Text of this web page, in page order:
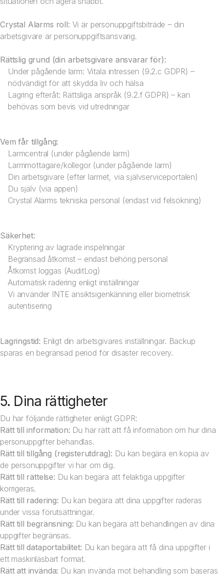
Crystal Alarms roll: Vi är personuppgiftsbiträde – din
arbetsgivare är personuppgiftsansvarig.
Rättslig grund (din arbetsgivare ansvarar för):
Under pågående larm: Vitala intressen (9.2.c GDPR) –
nödvändigt för att skydda liv och hälsa
Lagring efteråt: Rättsliga anspråk (9.2.f GDPR) – kan
behövas som bevis vid utredningar
Vem får tillgång:
Larmcentral (under pågående larm)
Larmmottagare/kollegor (under pågående larm)
Din arbetsgivare (efter larmet, via självserviceportalen)
Du själv (via appen)
Crystal Alarms tekniska personal (endast vid felsökning)
Säkerhet:
Kryptering av lagrade inspelningar
Begränsad åtkomst – endast behörig personal
Åtkomst loggas (AuditLog)
Automatisk radering enligt inställningar
Vi använder INTE ansiktsigenkänning eller biometrisk
autentisering
Lagringstid: Enligt din arbetsgivares inställningar. Backup
sparas en begränsad period för disaster recovery.
5. Dina rättigheter
Du har följande rättigheter enligt GDPR:
Rätt till information: Du har rätt att få information om hur dina
personuppgifter behandlas.
Rätt till tillgång (registerutdrag): Du kan begära en kopia av
de personuppgifter vi har om dig.
Rätt till rättelse: Du kan begära att felaktiga uppgifter
korrigeras.
Rätt till radering: Du kan begära att dina uppgifter raderas
under vissa förutsättningar.
Rätt till begränsning: Du kan begära att behandlingen av dina
uppgifter begränsas.
Rätt till dataportabilitet: Du kan begära att få dina uppgifter i
ett maskinläsbart format.
Rätt att invända: Du kan invända mot behandling som baseras